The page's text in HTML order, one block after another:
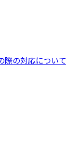
際の対応について